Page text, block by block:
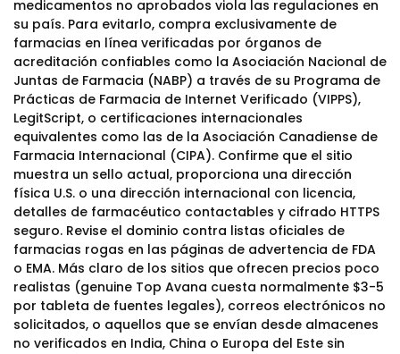
medicamentos no aprobados viola las regulaciones en
su país. Para evitarlo, compra exclusivamente de
farmacias en línea verificadas por órganos de
acreditación confiables como la Asociación Nacional de
Juntas de Farmacia (NABP) a través de su Programa de
Prácticas de Farmacia de Internet Verificado (VIPPS),
LegitScript, o certificaciones internacionales
equivalentes como las de la Asociación Canadiense de
Farmacia Internacional (CIPA). Confirme que el sitio
muestra un sello actual, proporciona una dirección
física U.S. o una dirección internacional con licencia,
detalles de farmacéutico contactables y cifrado HTTPS
seguro. Revise el dominio contra listas oficiales de
farmacias rogas en las páginas de advertencia de FDA
o EMA. Más claro de los sitios que ofrecen precios poco
realistas (genuine Top Avana cuesta normalmente $3-5
por tableta de fuentes legales), correos electrónicos no
solicitados, o aquellos que se envían desde almacenes
no verificados en India, China o Europa del Este sin